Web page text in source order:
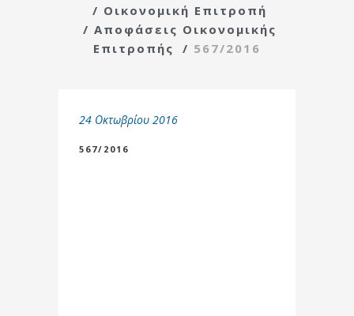
/ Οικονομική Επιτροπή
/ Αποφάσεις Οικονομικής
Επιτροπής
/ 567/2016
24 Οκτωβρίου 2016
567/2016